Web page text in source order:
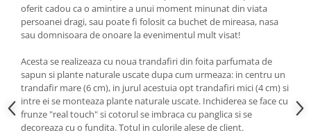
oferit cadou ca o amintire a unui moment minunat din viata
persoanei dragi, sau poate fi folosit ca buchet de mireasa, nasa
sau domnisoara de onoare la evenimentul mult visat!
Acesta se realizeaza cu noua trandafiri din foita parfumata de
sapun si plante naturale uscate dupa cum urmeaza: in centru un
trandafir mare (6 cm), in jurul acestuia opt trandafiri mici (4 cm) si
intre ei se monteaza plante naturale uscate. Inchiderea se face cu
frunze "real touch" si cotorul se imbraca cu panglica si se
decoreaza cu o fundita. Totul in culorile alese de client.